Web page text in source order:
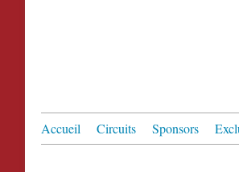
Accueil Circuits Sponsors